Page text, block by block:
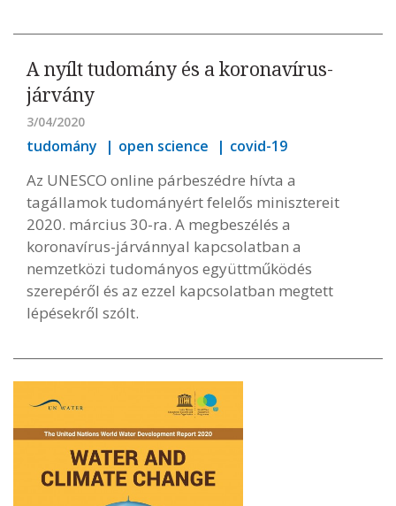
A nyílt tudomány és a koronavírus-
járvány
3/04/2020
tudomány open science covid-19
Az UNESCO online párbeszédre hívta a
tagállamok tudományért felelős minisztereit
2020. március 30-ra. A megbeszélés a
koronavírus-járvánnyal kapcsolatban a
nemzetközi tudományos együttműködés
szerepéről és az ezzel kapcsolatban megtett
lépésekről szólt.